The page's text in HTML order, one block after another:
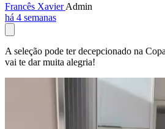
Francês XavierAdmin
há 4 semanas
A seleção pode ter decepcionado na
vai te dar muita alegria!